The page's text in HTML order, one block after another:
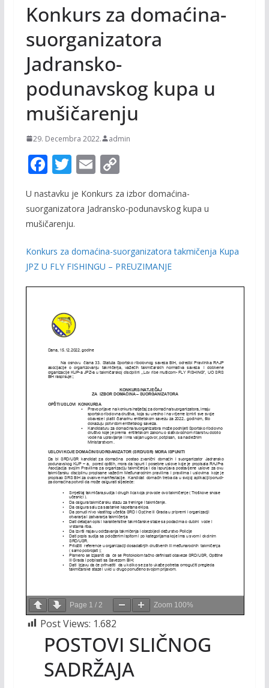
Konkurs za domaćina-
suorganizatora
Jadransko-
podunavskog kupa u
mušičarenju
29. Decembra 2022. admin
F
ac
e
b
o
k
T
itt
er
E
m
ai
C
p
y
n
k
U nastavku je Konkurs za izbor domaćina-
suorganizatora Jadransko-podunavskog kupa u
mušičarenju.
Konkurs za domaćina-suorganizatora takmičenja Kupa
JPZ U FLY FISHINGU – PREUZIMANJE
Page 1 / 2 Zoom 100%
Post Views: 1.682
POSTOVI SLIČNOG
SADRŽAJA